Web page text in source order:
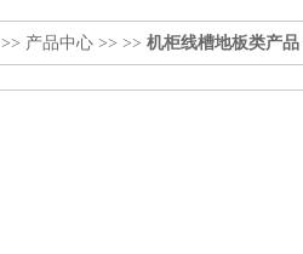
>> 产品中心 >> >> 机柜线槽地板类产品